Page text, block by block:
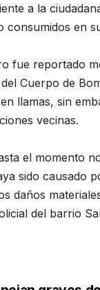
a la
consumidos en
fue reportado
Cuerpo de
llamas, sin
vecinas.
el momento
sido causado
daños
del barrio